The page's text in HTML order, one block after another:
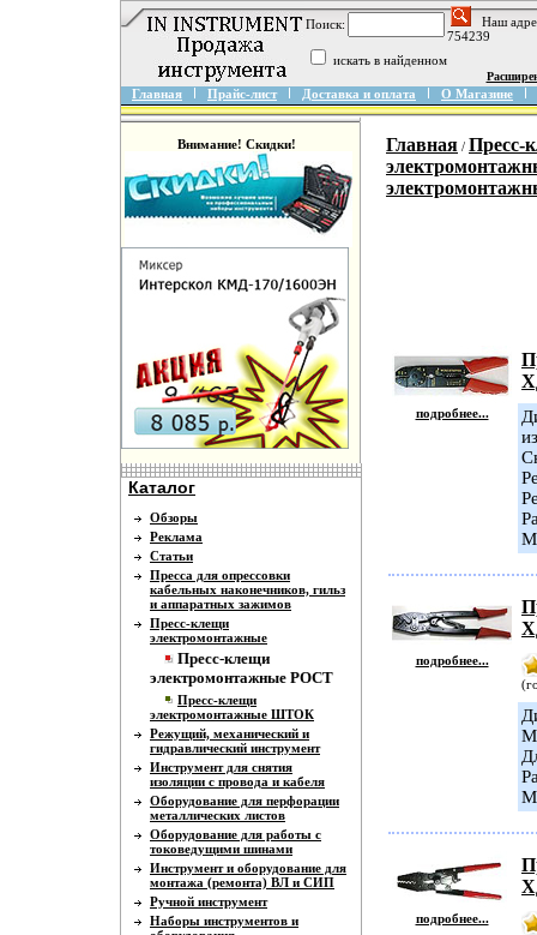
Поиск:
Наш
754239
искать в найденном
Главная Прайс-лист Доставка и оплата О Магазине
Внимание! Скидки!
Каталог
Обзоры
Реклама
Статьи
Пресса для опрессовки
кабельных наконечников, гильз
и аппаратных зажимов
Пресс-клещи
электромонтажные
Пресс-клещи
электромонтажные РОСТ
Пресс-клещи
электромонтажные ШТОК
Режущий, механический и
гидравлический инструмент
Инструмент для снятия
изоляции с провода и кабеля
Оборудование для перфорации
металлических листов
Оборудование для работы с
токоведущими шинами
Инструмент и оборудование для
монтажа (ремонта) ВЛ и СИП
Ручной инструмент
Наборы инструментов и
Главная / Пресс-
подробнее...
подробнее...
подробнее...